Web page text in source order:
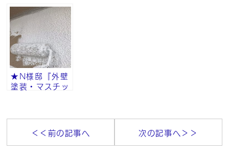
★N様邸『外壁
塗装・マスチッ
＜＜前の記事へ 次の記事へ＞＞